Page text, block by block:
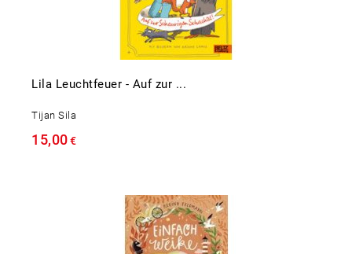
Lila Leuchtfeuer - Auf zur ...
Tijan Sila
15,00€